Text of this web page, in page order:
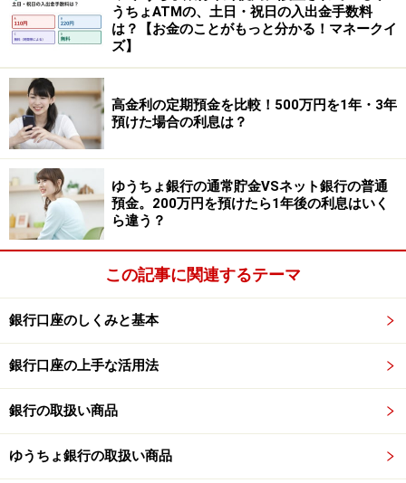
複利は、元金についた利息を含めて利息が計算されま
す。コツコツ型の積立と相性がよい仕組みです。
【引き出し方法】
・預けた日から6カ月が過ぎれば、いつでも払い出しが
できます（ペナルティーなし）。急な出費があっても安
心です。
【1回の積立金額】
1000円以上（1000円単位）で自由に設定できます。
自動積立定額貯金に毎月1万円ずつ5年預け
てみたら？
自動積立定額貯金に、以下の条件で積み立てた場合の元
利合計額を計算してみましょう。
・毎月積立額：1万円
・金利：0.51％（2026年6月時点）
うちょATMの、土日・祝日の入出金手数料
は？【お金のことがもっと分かる！マネークイ
ズ】
高金利の定期預金を比較！500万円を1年・3年
預けた場合の利息は？
ゆうちょ銀行の通常貯金VSネット銀行の普通
預金。200万円を預けたら1年後の利息はいく
ら違う？
この記事に関連するテーマ
銀行口座のしくみと基本
銀行口座の上手な活用法
銀行の取扱い商品
ゆうちょ銀行の取扱い商品